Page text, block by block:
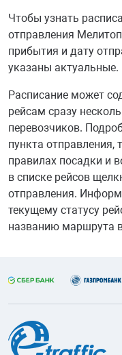
Чтобы узнать
отправления
прибытия и дату
указаны актуальные.
Расписание может
рейсам сразу
перевозчиков.
пункта отправления,
правилах посадки и
в списке рейсов
отправления.
текущему статусу
названию маршрута